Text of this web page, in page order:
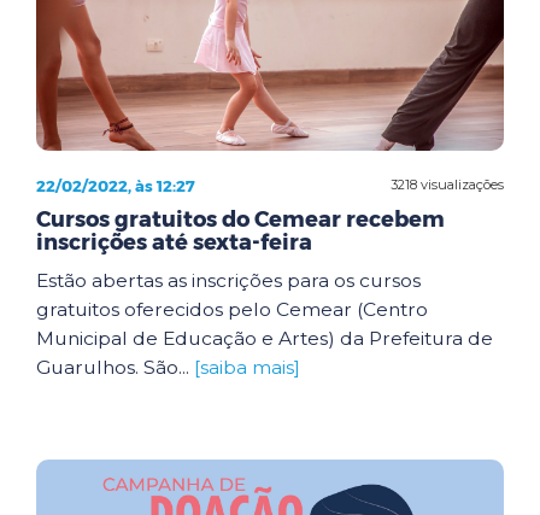
3218 visualizações
22/02/2022, às 12:27
Cursos gratuitos do Cemear recebem
inscrições até sexta-feira
Estão abertas as inscrições para os cursos
gratuitos oferecidos pelo Cemear (Centro
Municipal de Educação e Artes) da Prefeitura de
Guarulhos. São... [saiba mais]